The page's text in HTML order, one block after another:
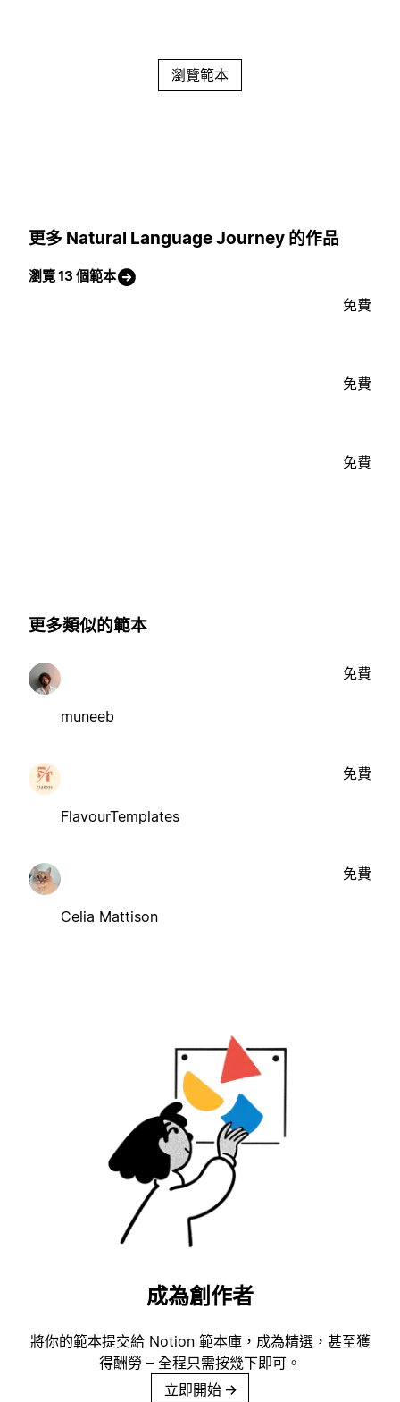
瀏覽範本
更多 Natural Language Journey 的作品
瀏覽 13 個範本
免費
免費
免費
更多類似的範本
muneeb
免費
FlavourTemplates
免費
Celia Mattison
免費
成為創作者
將你的範本提交給 Notion 範本庫，成為精選，甚至獲
得酬勞 – 全程只需按幾下即可。
立即開始 →